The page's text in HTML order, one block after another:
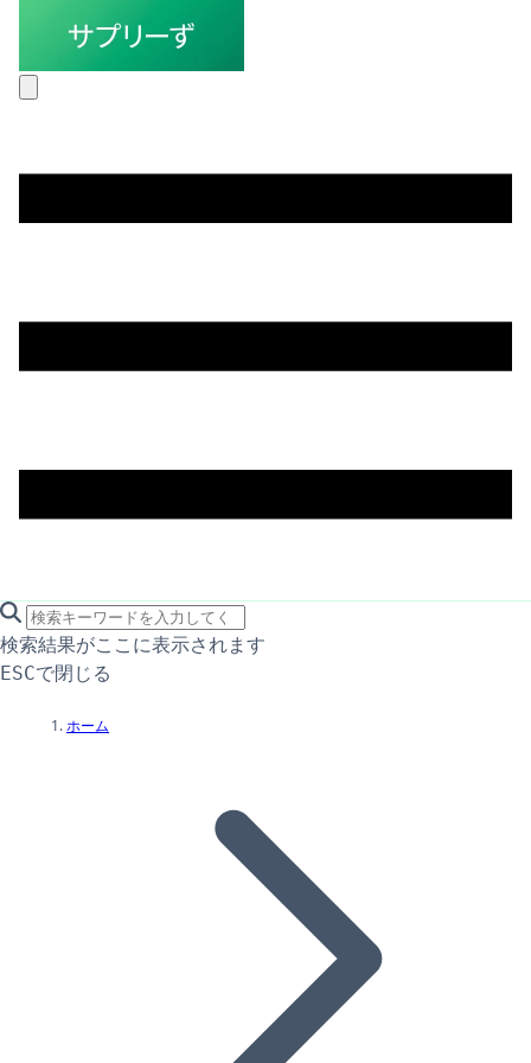
search icon
サイト内検索
検索結果がここに表示されます
ESCで閉じる
ホーム